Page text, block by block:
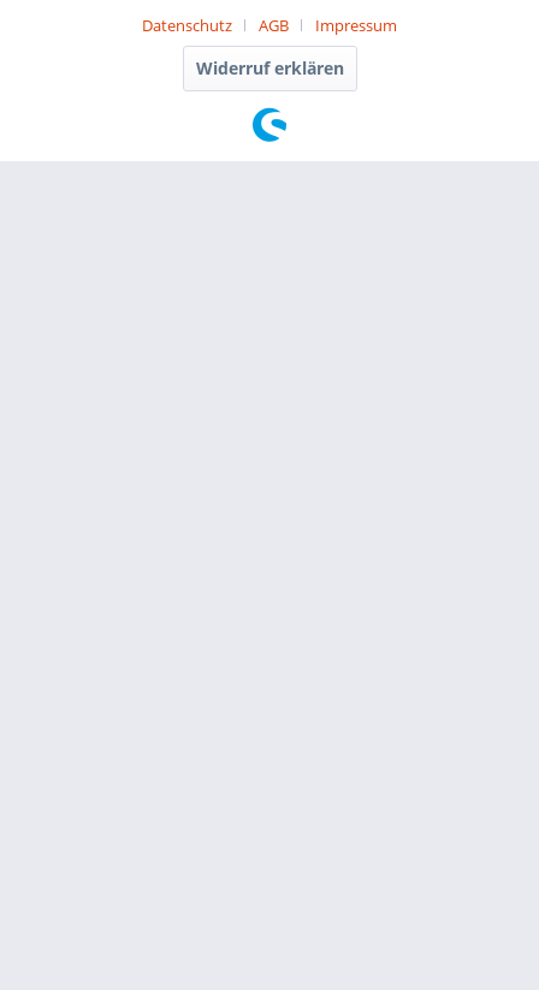
Datenschutz
AGB Impressum
Widerruf erklären